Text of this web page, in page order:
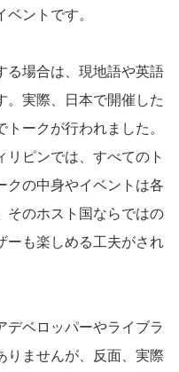
ントです。
る場合は、現地語や英語
。実際、日本で開催した
ークが行われました。
ピンでは、すべてのト
クの中身やイベントは各
そのホスト国ならではの
ーも楽しめる工夫がされ
デベロッパーやライブラ
りませんが、反面、実際